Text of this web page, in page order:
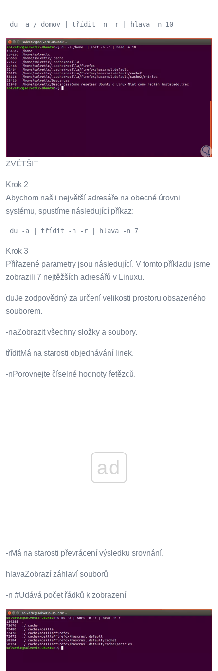
du -a / domov | třídit -n -r | hlava -n 10
ZVĚTŠIT
Krok 2
Abychom našli největší adresáře na obecné úrovni
systému, spustíme následující příkaz:
du -a | třídit -n -r | hlava -n 7
Krok 3
Přiřazené parametry jsou následující. V tomto příkladu jsme
zobrazili 7 nejtěžších adresářů v Linuxu.
duJe zodpovědný za určení velikosti prostoru obsazeného
souborem.
-naZobrazit všechny složky a soubory.
tříditMá na starosti objednávání linek.
-nPorovnejte číselné hodnoty řetězců.
ad
-rMá na starosti převrácení výsledku srovnání.
hlavaZobrazí záhlaví souborů.
-n #Udává počet řádků k zobrazení.